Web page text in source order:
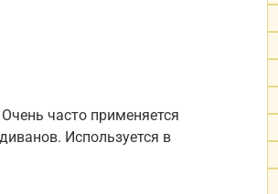
часто применяется
Используется в